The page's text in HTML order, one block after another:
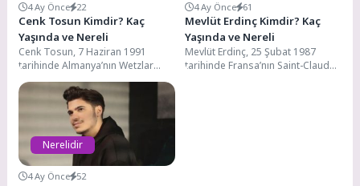
4 Ay Önce 22
Cenk Tosun Kimdir? Kaç
Yaşında ve Nereli
Cenk Tosun, 7 Haziran 1991
tarihinde Almanya’nın Wetzlar
kentinde dünyaya gelmiştir. Futbol
hayatına 1996 yılında...
4 Ay Önce 61
Mevlüt Erdinç Kimdir? Kaç
Yaşında ve Nereli
Mevlüt Erdinç, 25 Şubat 1987
tarihinde Fransa’nın Saint-Claude
Nerelidir
4 Ay Önce 52